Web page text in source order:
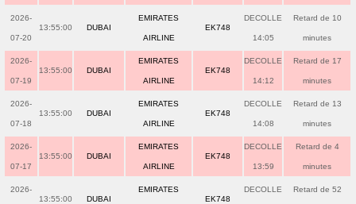
2026-
07-20
13:55:00 DUBAI
EMIRATES
AIRLINE
EK748
DECOLLE
14:05
Retard de 10
minutes
2026-
07-19
13:55:00 DUBAI
EMIRATES
AIRLINE
EK748
DECOLLE
14:12
Retard de 17
minutes
2026-
07-18
13:55:00 DUBAI
EMIRATES
AIRLINE
EK748
DECOLLE
14:08
Retard de 13
minutes
2026-
07-17
13:55:00 DUBAI
EMIRATES
AIRLINE
EK748
DECOLLE
13:59
Retard de 4
minutes
2026-
13:55:00 DUBAI
EMIRATES
EK748
DECOLLE Retard de 52